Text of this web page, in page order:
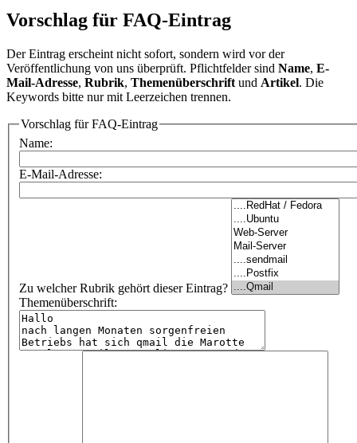
Vorschlag für FAQ-Eintrag
Der Eintrag erscheint nicht sofort, sondern wird vor der
Veröffentlichung von uns überprüft. Pflichtfelder sind Name, E-
Mail-Adresse, Rubrik, Themenüberschrift und Artikel. Die
Keywords bitte nur mit Leerzeichen trennen.
Vorschlag für FAQ-Eintrag
Name:
E-Mail-Adresse:
Zu welcher Rubrik gehört dieser Eintrag?
Themenüberschrift: